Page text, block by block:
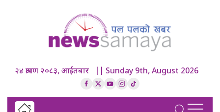
२४ श्रावण २०८३, आईतबार || Sunday 9th, August 2026